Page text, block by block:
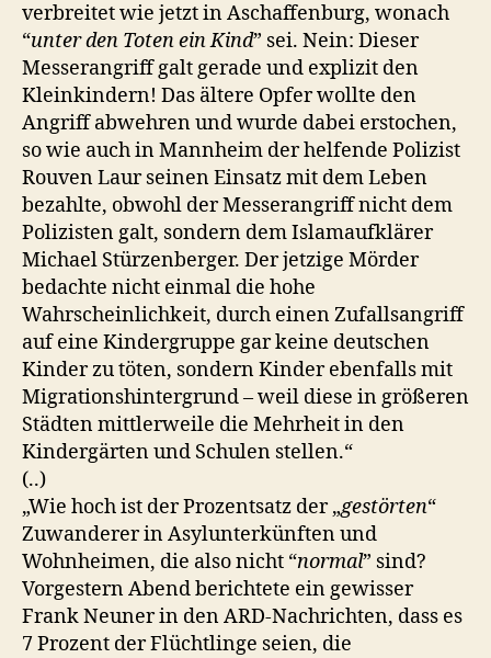
verbreitet wie jetzt in Aschaffenburg, wonach
“unter den Toten ein Kind” sei. Nein: Dieser
Messerangriff galt gerade und explizit den
Kleinkindern! Das ältere Opfer wollte den
Angriff abwehren und wurde dabei erstochen,
so wie auch in Mannheim der helfende Polizist
Rouven Laur seinen Einsatz mit dem Leben
bezahlte, obwohl der Messerangriff nicht dem
Polizisten galt, sondern dem Islamaufklärer
Michael Stürzenberger. Der jetzige Mörder
bedachte nicht einmal die hohe
Wahrscheinlichkeit, durch einen Zufallsangriff
auf eine Kindergruppe gar keine deutschen
Kinder zu töten, sondern Kinder ebenfalls mit
Migrationshintergrund – weil diese in größeren
Städten mittlerweile die Mehrheit in den
Kindergärten und Schulen stellen.“
(..)
„Wie hoch ist der Prozentsatz der „gestörten“
Zuwanderer in Asylunterkünften und
Wohnheimen, die also nicht “normal” sind?
Vorgestern Abend berichtete ein gewisser
Frank Neuner in den ARD-Nachrichten, dass es
7 Prozent der Flüchtlinge seien, die